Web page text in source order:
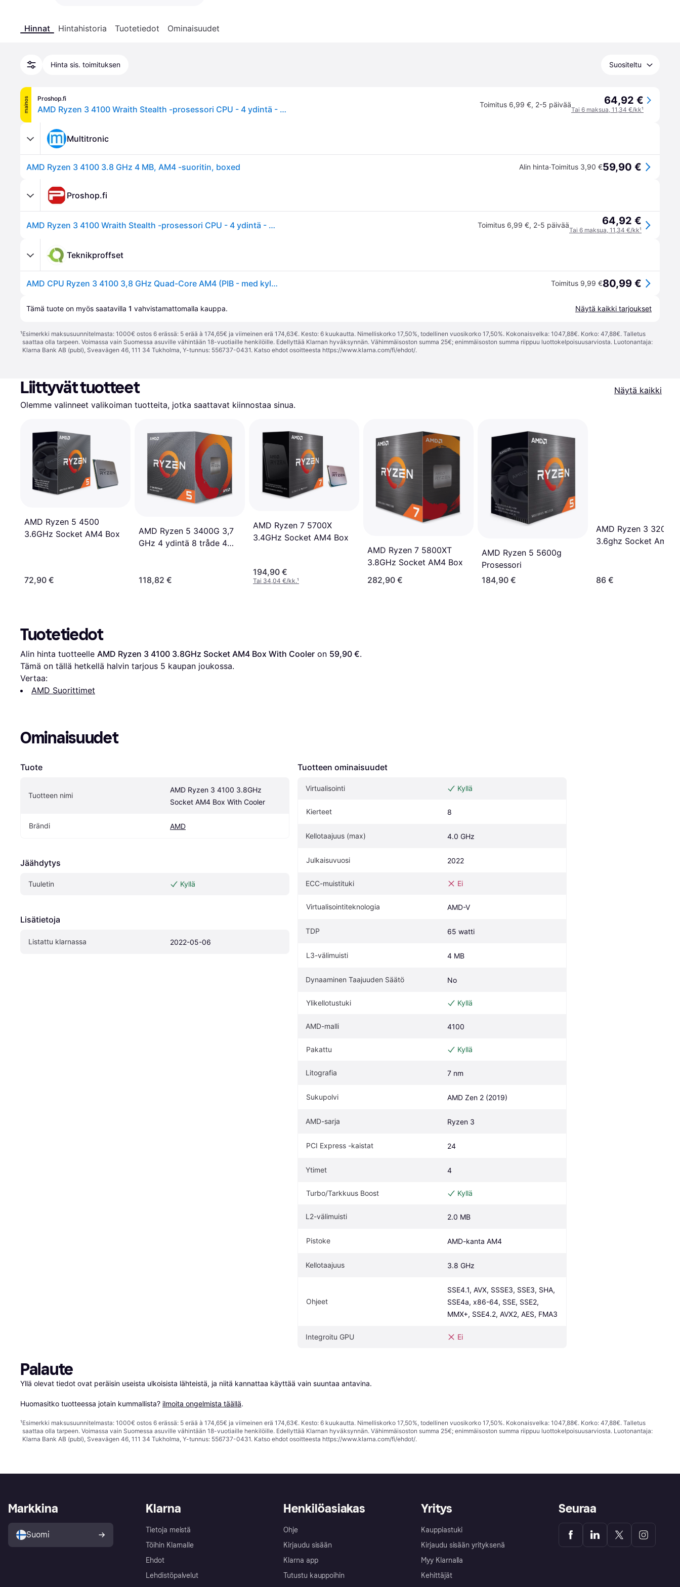
Hinnat Hintahistoria Tuotetiedot Ominaisuudet
Hinta sis. toimituksen Suositeltu
mainos Proshop.fi
AMD Ryzen 3 4100 Wraith Stealth -prosessori CPU - 4 ydintä - 3.8 GHz - AMD AM4 - AMD Boxed (jäähdyttimen kanssa) Toimitus 6,99 €, 2-5 päivää 64,92 €
Tai 6 maksua, 11,34 €/kk¹
Multitronic
AMD Ryzen 3 4100 3.8 GHz 4 MB, AM4 -suoritin, boxed Alin hinta·Toimitus 3,90 €59,90 €
Proshop.fi
AMD Ryzen 3 4100 Wraith Stealth -prosessori CPU - 4 ydintä - 3.8 GHz - AMD AM4 - AMD Boxed (jäähdyttimen kanssa) Toimitus 6,99 €, 2-5 päivää 64,92 €
Tai 6 maksua, 11,34 €/kk¹
Teknikproffset
AMD CPU Ryzen 3 4100 3,8 GHz Quad-Core AM4 (PIB - med kylare) Toimitus 9,99 €80,99 €
Tämä tuote on myös saatavilla 1 vahvistamattomalla kauppa. Näytä kaikki tarjoukset
¹Esimerkki maksusuunnitelmasta: 1000€ ostos 6 erässä: 5 erää à 174,65€ ja viimeinen erä 174,63€. Kesto: 6 kuukautta. Nimelliskorko 17,50%, todellinen vuosikorko 17,50%. Kokonaisvelka: 1047,88€. Korko: 47,88€. Talletus
saattaa olla tarpeen. Voimassa vain Suomessa asuville vähintään 18-vuotiaille henkilöille. Edellyttää Klarnan hyväksynnän. Vähimmäisoston summa 25€; enimmäisoston summa riippuu luottokelpoisuusarviosta. Luotonantaja:
Klarna Bank AB (publ), Sveavägen 46, 111 34 Tukholma, Y-tunnus: 556737-0431. Katso ehdot osoitteesta https://www.klarna.com/fi/ehdot/.
Liittyvät tuotteet
Näytä kaikki
Olemme valinneet valikoiman tuotteita, jotka saattavat kiinnostaa sinua.
AMD Ryzen 5 4500
3.6GHz Socket AM4 Box
72,90 €
AMD Ryzen 5 3400G 3,7
GHz 4 ydintä 8 tråde 4
118,82 €
AMD Ryzen 7 5700X
3.4GHz Socket AM4 Box
194,90 €
Tai 34,04 €/kk.¹
AMD Ryzen 7 5800XT
3.8GHz Socket AM4 Box
282,90 €
AMD Ryzen 5 5600g
Prosessori
184,90 €
AMD Ryzen 3 3200g
3.6ghz Socket Am4
86 €
Tuotetiedot
Alin hinta tuotteelle AMD Ryzen 3 4100 3.8GHz Socket AM4 Box With Cooler on 59,90 €.
Tämä on tällä hetkellä halvin tarjous 5 kaupan joukossa.
Vertaa:
AMD Suorittimet
Ominaisuudet
Tuote
Tuotteen nimi
AMD Ryzen 3 4100 3.8GHz
Socket AM4 Box With Cooler
Brändi AMD
Jäähdytys
Tuuletin Kyllä
Lisätietoja
Listattu klarnassa 2022-05-06
Tuotteen ominaisuudet
Virtualisointi Kyllä
Kierteet 8
Kellotaajuus (max) 4.0 GHz
Julkaisuvuosi 2022
ECC-muistituki Ei
Virtualisointiteknologia AMD-V
TDP 65 watti
L3-välimuisti 4 MB
Dynaaminen Taajuuden Säätö No
Ylikellotustuki Kyllä
AMD-malli 4100
Pakattu Kyllä
Litografia 7 nm
Sukupolvi AMD Zen 2 (2019)
AMD-sarja Ryzen 3
PCI Express -kaistat 24
Ytimet 4
Turbo/Tarkkuus Boost Kyllä
L2-välimuisti 2.0 MB
Pistoke AMD-kanta AM4
Kellotaajuus 3.8 GHz
Ohjeet
SSE4.1, AVX, SSSE3, SSE3, SHA,
SSE4a, x86-64, SSE, SSE2,
MMX+, SSE4.2, AVX2, AES, FMA3
Integroitu GPU Ei
Palaute
Yllä olevat tiedot ovat peräisin useista ulkoisista lähteistä, ja niitä kannattaa käyttää vain suuntaa antavina.
Huomasitko tuotteessa jotain kummallista? ilmoita ongelmista täällä.
¹Esimerkki maksusuunnitelmasta: 1000€ ostos 6 erässä: 5 erää à 174,65€ ja viimeinen erä 174,63€. Kesto: 6 kuukautta. Nimelliskorko 17,50%, todellinen vuosikorko 17,50%. Kokonaisvelka: 1047,88€. Korko: 47,88€. Talletus
saattaa olla tarpeen. Voimassa vain Suomessa asuville vähintään 18-vuotiaille henkilöille. Edellyttää Klarnan hyväksynnän. Vähimmäisoston summa 25€; enimmäisoston summa riippuu luottokelpoisuusarviosta. Luotonantaja:
Klarna Bank AB (publ), Sveavägen 46, 111 34 Tukholma, Y-tunnus: 556737-0431. Katso ehdot osoitteesta https://www.klarna.com/fi/ehdot/.
Klarna
Tietoja meistä
Töihin Klarnalle
Ehdot
Lehdistöpalvelut
Henkilöasiakas
Ohje
Kirjaudu sisään
Klarna app
Tutustu kauppoihin
Yritys
Kauppiastuki
Kirjaudu sisään yrityksenä
Myy Klarnalla
Kehittäjät
Markkina
Suomi
Seuraa